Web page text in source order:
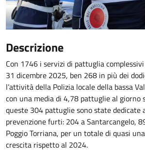
Descrizione
Con 1746 i servizi di pattuglia
31 dicembre 2025, ben 268 in più dei
l’attività della Polizia locale della bassa
con una media di 4,78 pattuglie al giorno
queste 304 pattuglie sono state dedicate
prevenzione furti: 204 a Santarcangelo,
Poggio Torriana, per un totale di quasi
crescita rispetto al 2024.